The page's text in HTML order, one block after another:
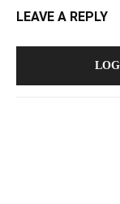
LEAVE A REPLY